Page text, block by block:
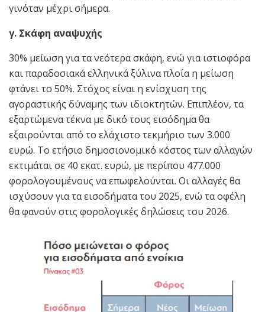
γινόταν μέχρι σήμερα.
γ. Σκάφη αναψυχής
30% μείωση για τα νεότερα σκάφη, ενώ για ιστιοφόρα
και παραδοσιακά ελληνικά ξύλινα πλοία η μείωση
φτάνει το 50%. Στόχος είναι η ενίσχυση της
αγοραστικής δύναμης των ιδιοκτητών. Επιπλέον, τα
εξαρτώμενα τέκνα με δικό τους εισόδημα θα
εξαιρούνται από το ελάχιστο τεκμήριο των 3.000
ευρώ. Το ετήσιο δημοσιονομικό κόστος των αλλαγών
εκτιμάται σε 40 εκατ. ευρώ, με περίπου 477.000
φορολογουμένους να επωφελούνται. Οι αλλαγές θα
ισχύσουν για τα εισοδήματα του 2025, ενώ τα οφέλη
θα φανούν στις φορολογικές δηλώσεις του 2026.